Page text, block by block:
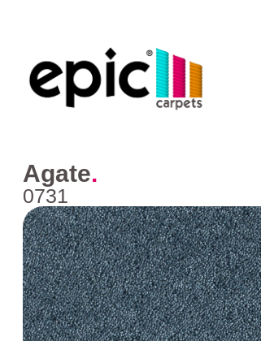
Agate.
0731